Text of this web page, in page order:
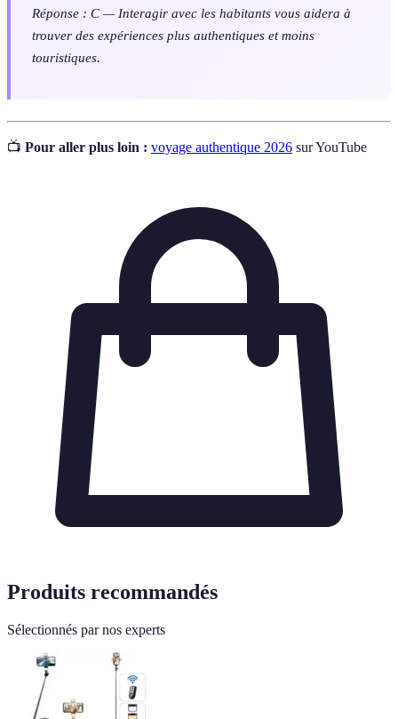
Réponse : C — Interagir avec les habitants vous aidera à
trouver des expériences plus authentiques et moins
touristiques.
📺 Pour aller plus loin : voyage authentique 2026 sur YouTube
Produits recommandés
Sélectionnés par nos experts